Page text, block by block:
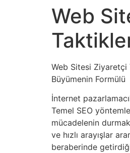
Web
Web Sitesi Ziyaretçi
Büyümenin Formülü
İnternet
Temel SEO
mücadelenin
ve hızlı arayışlar
beraberinde